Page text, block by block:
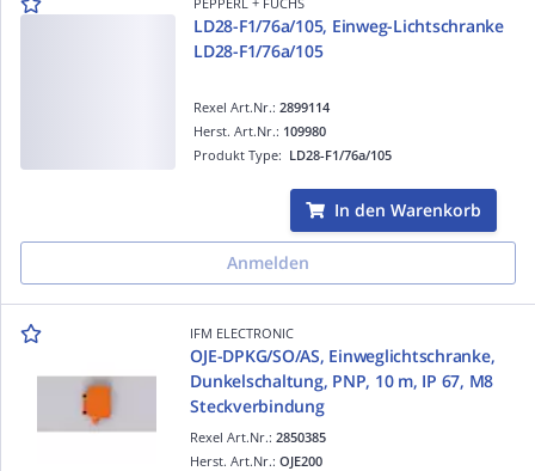
LD28-F1/76a/105, Einweg-Lichtschranke
LD28-F1/76a/105
Rexel Art.Nr.: 2899114
Produkt Type: LD28-F1/76a/105
Herst. Art.Nr.: 109980
In den Warenkorb
Anmelden
IFM ELECTRONIC
OJE-DPKG/SO/AS, Einweglichtschranke,
Dunkelschaltung, PNP, 10 m, IP 67, M8
Steckverbindung
Rexel Art.Nr.:2850385
Herst. Art.Nr.:OJE200